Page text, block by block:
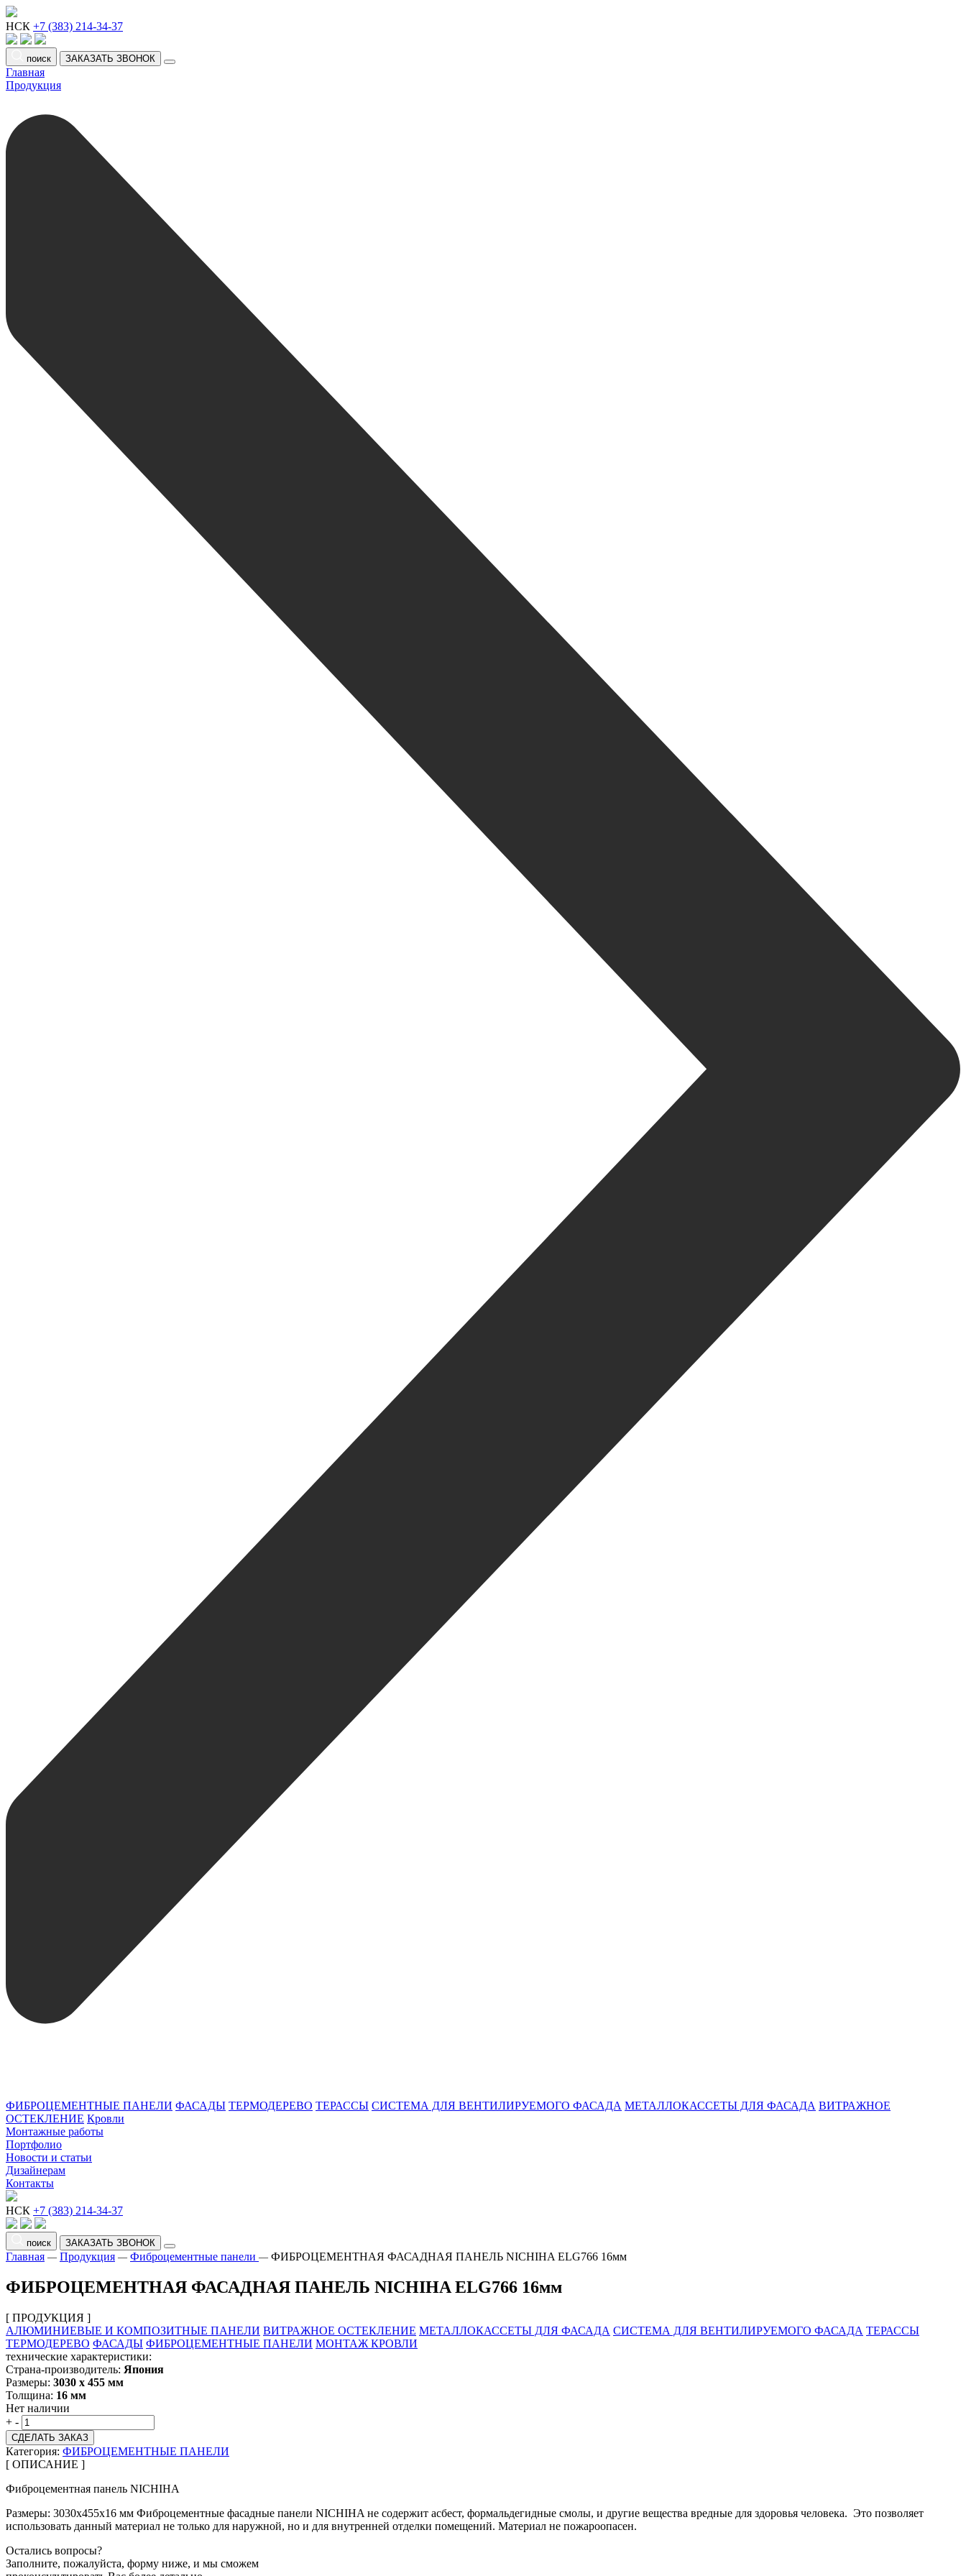
НСК +7 (383) 214-34-37
поиск ЗАКАЗАТЬ ЗВОНОК
Главная
Продукция
ФИБРОЦЕМЕНТНЫЕ ПАНЕЛИ ФАСАДЫ ТЕРМОДЕРЕВО ТЕРАССЫ СИСТЕМА ДЛЯ ВЕНТИЛИРУЕМОГО ФАСАДА МЕТАЛЛОКАССЕТЫ ДЛЯ ФАСАДА ВИТРАЖНОЕ
ОСТЕКЛЕНИЕ Кровли
Монтажные работы
Портфолио
Новости и статьи
Дизайнерам
Контакты
НСК +7 (383) 214-34-37
поиск ЗАКАЗАТЬ ЗВОНОК
Главная — Продукция — Фиброцементные панели — ФИБРОЦЕМЕНТНАЯ ФАСАДНАЯ ПАНЕЛЬ NICHIHA ELG766 16мм
ФИБРОЦЕМЕНТНАЯ ФАСАДНАЯ ПАНЕЛЬ NICHIHA ELG766 16мм
[ ПРОДУКЦИЯ ]
АЛЮМИНИЕВЫЕ И КОМПОЗИТНЫЕ ПАНЕЛИ ВИТРАЖНОЕ ОСТЕКЛЕНИЕ МЕТАЛЛОКАССЕТЫ ДЛЯ ФАСАДА СИСТЕМА ДЛЯ ВЕНТИЛИРУЕМОГО ФАСАДА ТЕРАССЫ
ТЕРМОДЕРЕВО ФАСАДЫ ФИБРОЦЕМЕНТНЫЕ ПАНЕЛИ МОНТАЖ КРОВЛИ
технические характеристики:
Страна-производитель: Япония
Размеры: 3030 х 455 мм
Толщина: 16 мм
Нет наличии
+ -
СДЕЛАТЬ ЗАКАЗ
Категория: ФИБРОЦЕМЕНТНЫЕ ПАНЕЛИ
[ ОПИСАНИЕ ]
Фиброцементная панель NICHIHA
Размеры: 3030х455х16 мм Фиброцементные фасадные панели NICHIHA не содержит асбест, формальдегидные смолы, и другие вещества вредные для здоровья человека. Это позволяет
использовать данный материал не только для наружной, но и для внутренней отделки помещений. Материал не пожароопасен.
Остались вопросы?
Заполните, пожалуйста, форму ниже, и мы сможем